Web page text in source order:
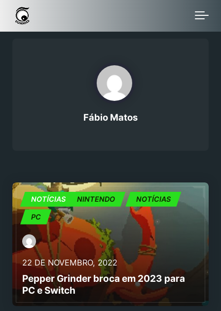
Skip to main content
Fábio Matos
JOGOS NINTENDO NOTÍCIAS
PC
22 DE NOVEMBRO, 2022
Pepper Grinder broca em 2023 para
PC e Switch
NOTÍCIAS